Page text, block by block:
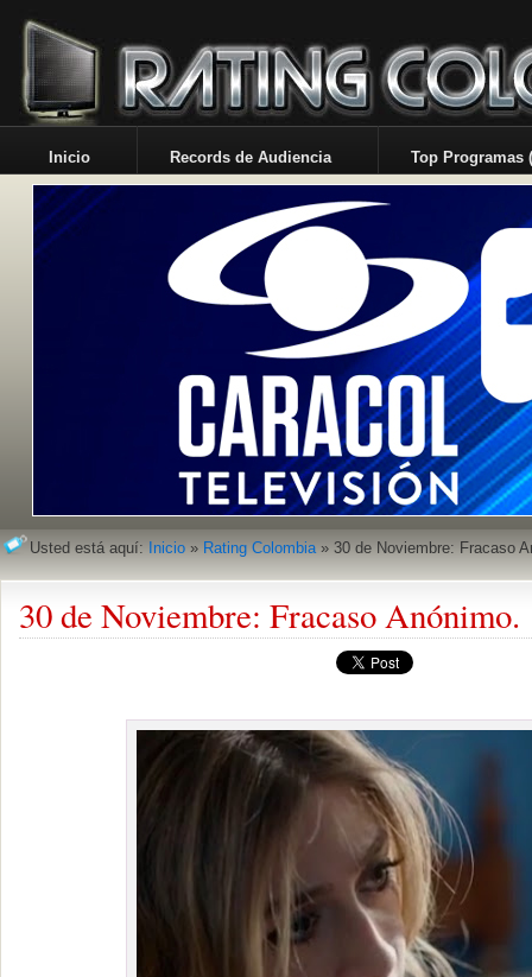
Inicio Records de Audiencia Top Programas
Usted está aquí: Inicio » Rating Colombia» 30 de Noviembre: Fracaso
30 de Noviembre: Fracaso Anónimo.